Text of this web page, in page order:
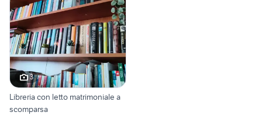
3
Libreria con letto matrimoniale a
scomparsa